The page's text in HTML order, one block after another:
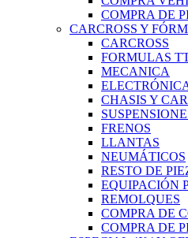
COMPRA DE
CARCROSS Y
CARCROSS
FORMULAS
MECANICA
CHASIS Y
FRENOS
LLANTAS
NEUMÁTICOS
RESTO DE
EQUIPACIÓN
REMOLQUES
COMPRA DE
COMPRA DE